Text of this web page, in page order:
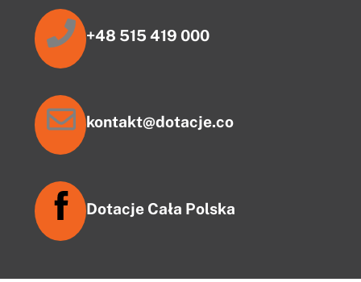
+48 515 419 000
kontakt@dotacje.co
Dotacje Cała Polska